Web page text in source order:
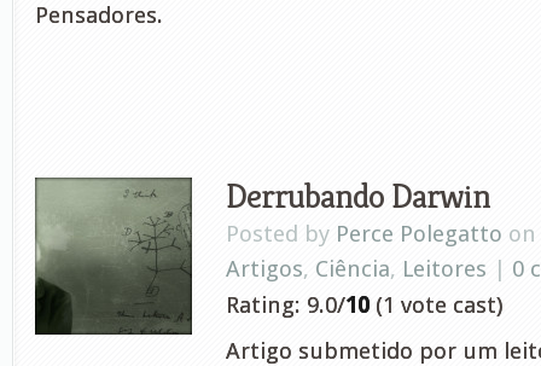
Pensadores.
Derrubando Darwin
Posted by Perce Polegatto on
Artigos, Ciência, Leitores | 0
Rating: 9.0/10 (1 vote cast)
Artigo submetido por um